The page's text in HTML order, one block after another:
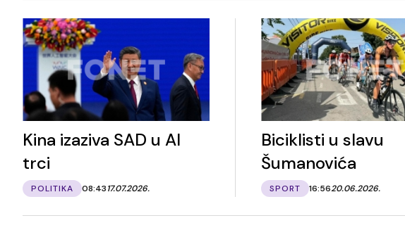
Kina izaziva SAD u AI
trci
POLITIKA 08:4317.07.2026.
Biciklisti u slavu
Šumanovića
SPORT 16:5620.06.2026.